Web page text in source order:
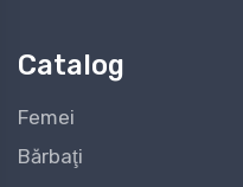
Catalog
Femei
Bărbaţi